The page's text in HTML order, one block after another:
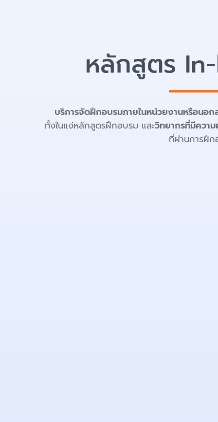
หลักสูตร
บริการจัดฝึกอบรมภายในหน่วยงานหรือนอก
ทั้งในแง่หลักสูตรฝึกอบรม และวิทยากรที่มีควา
ที่ผ่านการฝึ